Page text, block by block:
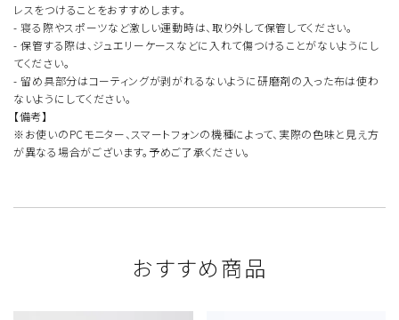
レスをつけることをおすすめします。
- 寝る際やスポーツなど激しい運動時は、取り外して保管してください。
- 保管する際は、ジュエリーケースなどに入れて傷つけることがないようにし
てください。
- 留め具部分はコーティングが剥がれるないように研磨剤の入った布は使わ
ないようにしてください。
【備考】
※お使いのPCモニター、スマートフォンの機種によって、実際の色味と見え方
が異なる場合がございます。予めご了承ください。
おすすめ商品